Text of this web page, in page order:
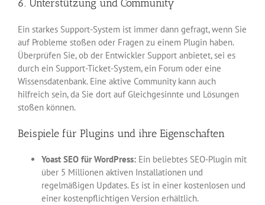
6. Unterstützung und Community
Ein starkes Support-System ist immer dann gefragt, wenn Sie
auf Probleme stoßen oder Fragen zu einem Plugin haben.
Überprüfen Sie, ob der Entwickler Support anbietet, sei es
durch ein Support-Ticket-System, ein Forum oder eine
Wissensdatenbank. Eine aktive Community kann auch
hilfreich sein, da Sie dort auf Gleichgesinnte und Lösungen
stoßen können.
Beispiele für Plugins und ihre Eigenschaften
Yoast SEO für WordPress: Ein beliebtes SEO-Plugin mit
über 5 Millionen aktiven Installationen und
regelmäßigen Updates. Es ist in einer kostenlosen und
einer kostenpflichtigen Version erhältlich.